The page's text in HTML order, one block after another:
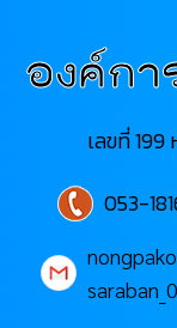
องค์ก
เลขที่
053-